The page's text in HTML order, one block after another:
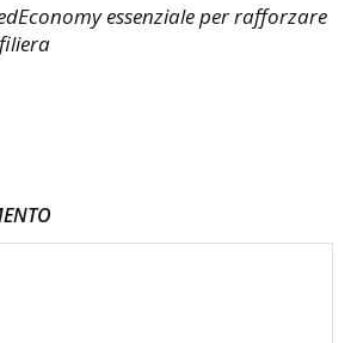
essenziale per rafforzare